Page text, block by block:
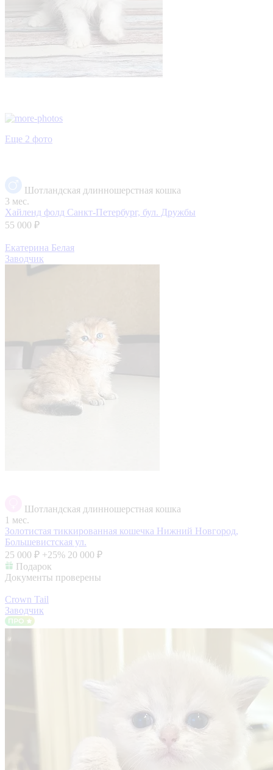
Еще 2 фото
Шотландская длинношерстная кошка
3 мес.
Хайленд фолд Санкт-Петербург, бул. Дружбы
55 000 ₽
Екатерина Белая
Заводчик
Шотландская длинношерстная кошка
1 мес.
Золотистая тиккированная кошечка Нижний Новгород,
Большевистская ул.
25 000 ₽ +25% 20 000 ₽
Подарок
Документы проверены
Crown Tail
Заводчик